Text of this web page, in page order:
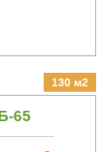
130 м2
65